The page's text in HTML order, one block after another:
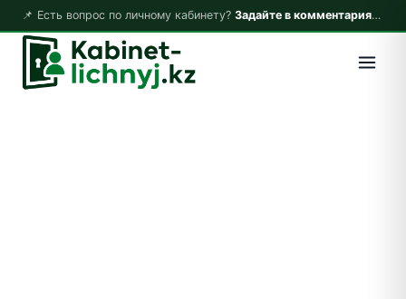
📌 Есть вопрос по личному кабинету? Задайте в комментариях — ответим!